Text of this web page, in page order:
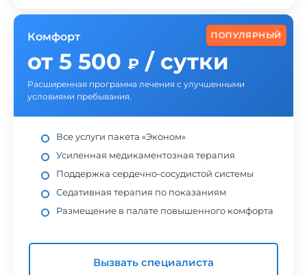
ПОПУЛЯРНЫЙ
Комфорт
от 5 500 ₽ / сутки
Расширенная программа лечения с улучшенными
условиями пребывания.
Все услуги пакета «Эконом»
Усиленная медикаментозная терапия
Поддержка сердечно-сосудистой системы
Седативная терапия по показаниям
Размещение в палате повышенного комфорта
Вызвать специалиста